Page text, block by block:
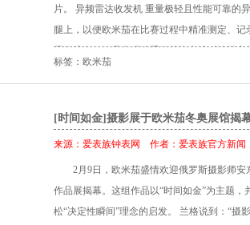
时，陈美就已经完成了世界巡演并已发行了3
跨界音乐，并不断在这条非同寻常的音乐之
表示：“作为一位音乐家，我在演奏时并不需
天、每一步组成的，这是我对比滑雪与音乐
后，陈美收到了一份来自欧米茄的特别礼物
片。 异频雷达收发机 重量极轻且性能可靠的
腿上，以便欧米茄在比赛过程中精准测定、
最终排名。一旦出现选手跨越终点线时冰鞋
旦出现任何争议，则依据欧米茄光感应摄影
终作为官方比赛结果的是由光感应摄影机测
奥运会上，欧米茄成为史上首个被委以奥运
项目的计时工作。与奥运会的不解之缘促使
标签：欧米茄
[时间如金]摄影展于欧米茄冬奥展馆揭
来源： 爱表族钟表网 作者： 爱表族官方新闻
2月9日，欧米茄盛情欢迎俄罗斯摄影师
作品展揭幕。这组作品以“时间如金”为主题
松“决定性瞬间”理念的启发。 兰格说到：“